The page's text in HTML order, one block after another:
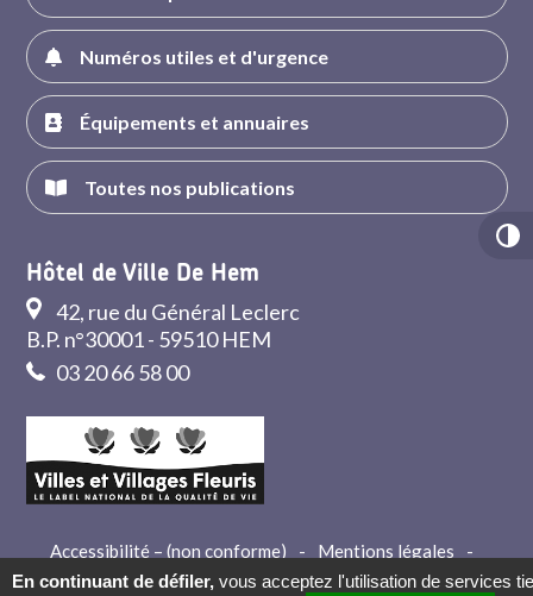
Numéros utiles et d'urgence
Équipements et annuaires
Toutes nos publications
Hôtel de Ville De Hem
42, rue du Général Leclerc
B.P. n°30001 - 59510 HEM
03 20 66 58 00
Accessibilité – (non conforme) - Mentions légales
-
Crédits
- Contact
En continuant de défiler, vous acceptez l'utilisation de services